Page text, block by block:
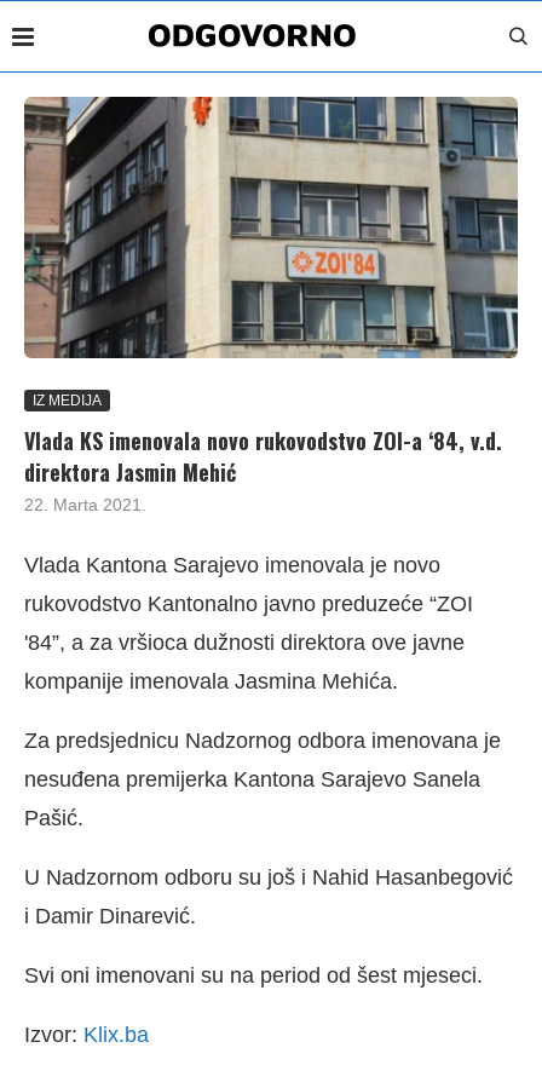
IZ MEDIJA
Vlada KS imenovala novo rukovodstvo ZOI-a ‘84, v.d.
direktora Jasmin Mehić
22. Marta 2021.
Vlada Kantona Sarajevo imenovala je novo
rukovodstvo Kantonalno javno preduzeće “ZOI
'84”, a za vršioca dužnosti direktora ove javne
kompanije imenovala Jasmina Mehića.
Za predsjednicu Nadzornog odbora imenovana je
nesuđena premijerka Kantona Sarajevo Sanela
Pašić.
U Nadzornom odboru su još i Nahid Hasanbegović
i Damir Dinarević.
Svi oni imenovani su na period od šest mjeseci.
Izvor: Klix.ba